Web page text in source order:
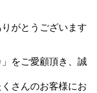
がとうございます
をご愛顧頂き、誠
さんのお客様にお